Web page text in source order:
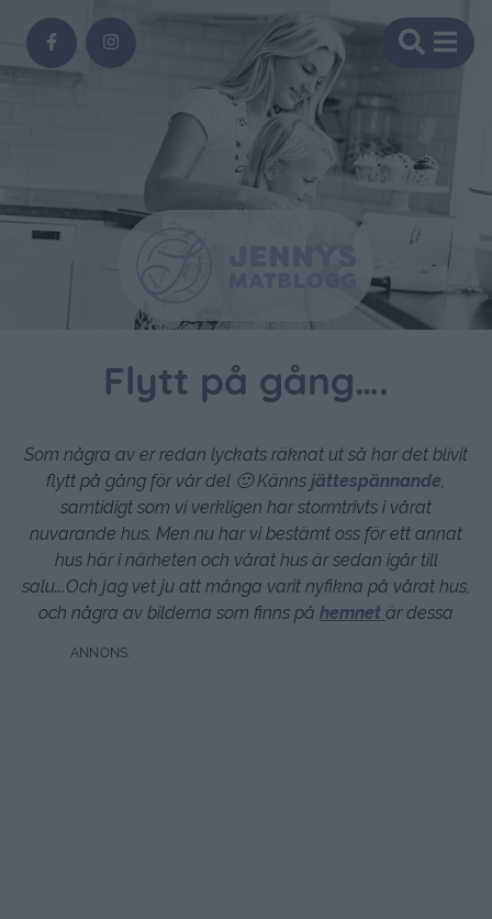
Flytt på gång….
Som några av er redan lyckats räknat ut så har det blivit
flytt på gång för vår del 🙂 Känns jättespännande,
samtidigt som vi verkligen har stormtrivts i vårat
nuvarande hus. Men nu har vi bestämt oss för ett annat
hus här i närheten och vårat hus är sedan igår till
salu….Och jag vet ju att många varit nyfikna på vårat hus,
och några av bilderna som finns på hemnet är dessa